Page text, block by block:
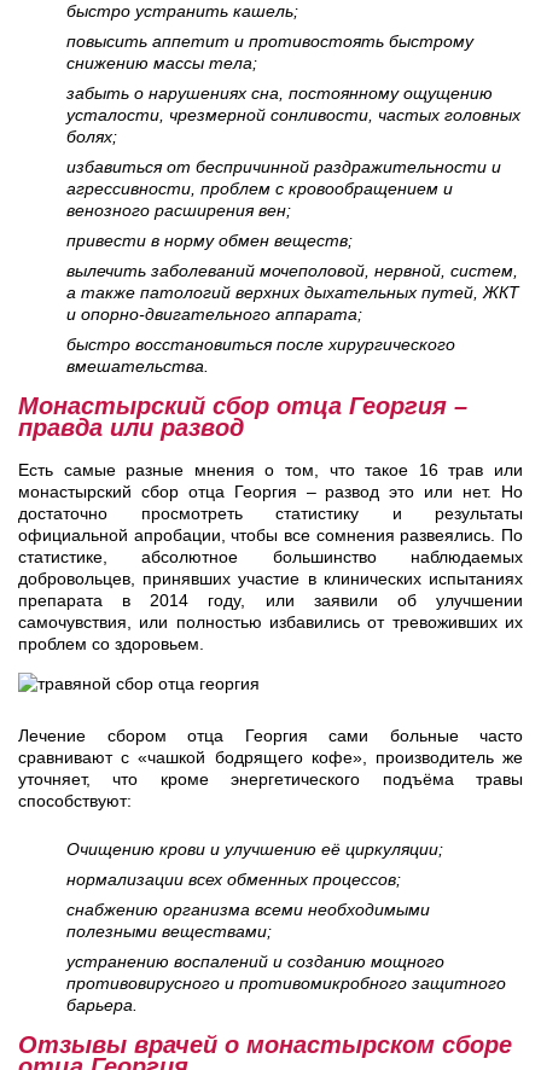
быстро устранить кашель;
повысить аппетит и противостоять быстрому
снижению массы тела;
забыть о нарушениях сна, постоянному ощущению
усталости, чрезмерной сонливости, частых головных
болях;
избавиться от беспричинной раздражительности и
агрессивности, проблем с кровообращением и
венозного расширения вен;
привести в норму обмен веществ;
вылечить заболеваний мочеполовой, нервной, систем,
а также патологий верхних дыхательных путей, ЖКТ
и опорно-двигательного аппарата;
быстро восстановиться после хирургического
вмешательства.
Монастырский сбор отца Георгия –
правда или развод
Есть самые разные мнения о том, что такое 16 трав или
монастырский сбор отца Георгия – развод это или нет. Но
достаточно просмотреть статистику и результаты
официальной апробации, чтобы все сомнения развеялись. По
статистике, абсолютное большинство наблюдаемых
добровольцев, принявших участие в клинических испытаниях
препарата в 2014 году, или заявили об улучшении
самочувствия, или полностью избавились от тревоживших их
проблем со здоровьем.
Лечение сбором отца Георгия сами больные часто
сравнивают с «чашкой бодрящего кофе», производитель же
уточняет, что кроме энергетического подъёма травы
способствуют:
Очищению крови и улучшению её циркуляции;
нормализации всех обменных процессов;
снабжению организма всеми необходимыми
полезными веществами;
устранению воспалений и созданию мощного
противовирусного и противомикробного защитного
барьера.
Отзывы врачей о монастырском сборе